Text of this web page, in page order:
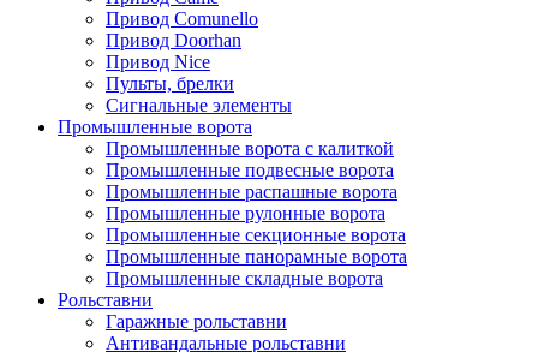
Привод Comunello
Привод Doorhan
Привод Nice
Пульты, брелки
Сигнальные элементы
Промышленные ворота
Промышленные ворота с калиткой
Промышленные подвесные ворота
Промышленные распашные ворота
Промышленные рулонные ворота
Промышленные секционные ворота
Промышленные панорамные ворота
Промышленные складные ворота
Рольставни
Гаражные рольставни
Антивандальные рольставни